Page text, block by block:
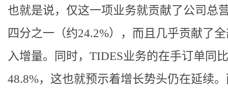
也就是说，仅这一项业务就贡献了公司总
四分之一（约24.2%），而且几乎贡献了
入增量。同时，TIDES业务的在手订单同
48.8%，这也就预示着增长势头仍在延续